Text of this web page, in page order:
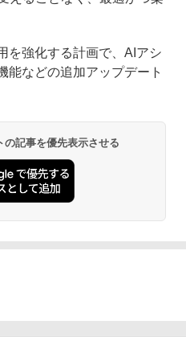
強化する計画で、AIアシ
能などの追加アップデート
記事を優先表示させる